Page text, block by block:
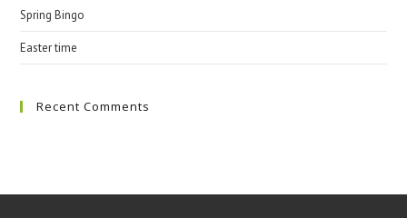
Spring Bingo
Easter time
Recent Comments